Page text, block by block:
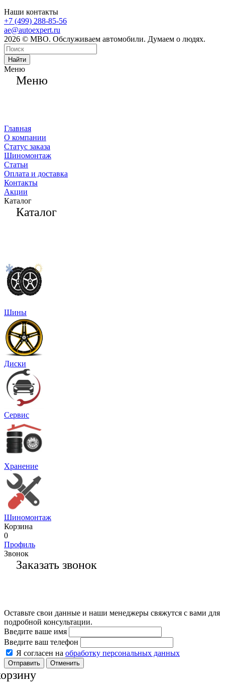
Наши контакты
+7 (499) 288-85-56
ae@autoexpert.ru
2026 © МВО. Обслуживаем автомобили. Думаем о людях.
Найти
Меню
Меню
Главная
О компании
Статус заказа
Шиномонтаж
Статьи
Оплата и доставка
Контакты
Акции
Каталог
Каталог
Шины
Диски
Сервис
Хранение
Шиномонтаж
Корзина
0
Профиль
Звонок
Заказать звонок
Оставьте свои данные и наши менеджеры свяжутся с вами для
подробной консультации.
Введите ваше имя
Введите ваш телефон
Я согласен на обработку персональных данных
Отменить